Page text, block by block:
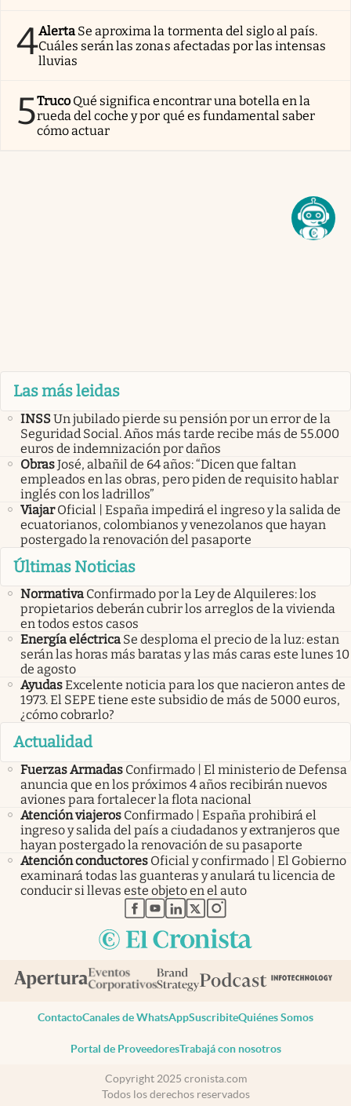
4Alerta Se aproxima la tormenta del siglo al país.
Cuáles serán las zonas afectadas por las intensas
lluvias
5Truco Qué significa encontrar una botella en la
rueda del coche y por qué es fundamental saber
cómo actuar
Las más leidas
INSSUn jubilado pierde su pensión por un error de la
Seguridad Social. Años más tarde recibe más de 55.000
euros de indemnización por daños
ObrasJosé, albañil de 64 años: “Dicen que faltan
empleados en las obras, pero piden de requisito hablar
inglés con los ladrillos”
Viajar Oficial | España impedirá el ingreso y la salida de
ecuatorianos, colombianos y venezolanos que hayan
postergado la renovación del pasaporte
Últimas Noticias
Normativa Confirmado por la Ley de Alquileres: los
propietarios deberán cubrir los arreglos de la vivienda
en todos estos casos
Energía eléctrica Se desploma el precio de la luz: estan
serán las horas más baratas y las más caras este lunes 10
de agosto
AyudasExcelente noticia para los que nacieron antes de
1973. El SEPE tiene este subsidio de más de 5000 euros,
¿cómo cobrarlo?
Actualidad
Fuerzas Armadas Confirmado | El ministerio de Defensa
anuncia que en los próximos 4 años recibirán nuevos
aviones para fortalecer la flota nacional
Atención viajeros Confirmado | España prohibirá el
ingreso y salida del país a ciudadanos y extranjeros que
hayan postergado la renovación de su pasaporte
Atención conductores Oficial y confirmado | El Gobierno
examinará todas las guanteras y anulará tu licencia de
conducir si llevas este objeto en el auto
abre en nueva pestaña
abre en nueva pestaña
abre en nueva pestaña
abre en nueva pestaña
abre en nueva pestaña
ContactoCanales de WhatsAppSuscribiteQuiénes Somos
Portal de ProveedoresTrabajá con nosotros
Copyright 2025 cronista.com
Todos los derechos reservados